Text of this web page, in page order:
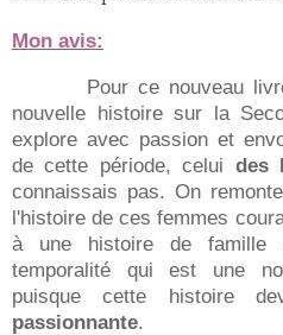
Mon avis:
Pour ce nouveau
nouvelle histoire sur la
explore avec passion et
de cette période, celui des
connaissais pas. On
l'histoire de ces femmes
à une histoire de famille
temporalité qui est une
puisque cette histoire
passionnante.